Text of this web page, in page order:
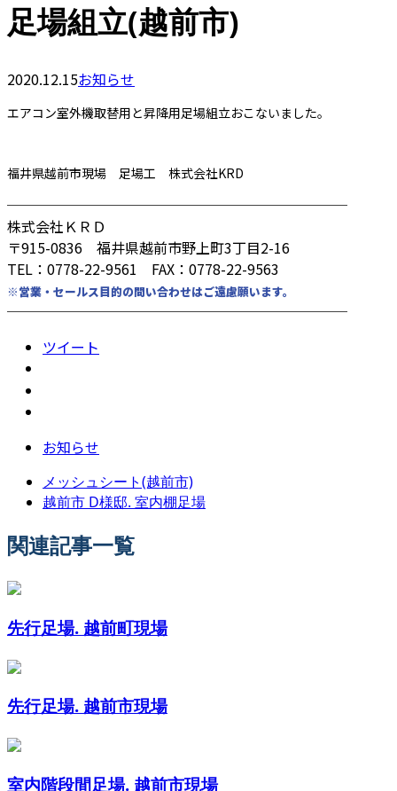
足場組立(越前市)
2020.12.15お知らせ
エアコン室外機取替用と昇降用足場組立おこないました。
福井県越前市現場 足場工 株式会社KRD
────────────────────────
株式会社ＫＲＤ
〒915-0836 福井県越前市野上町3丁目2-16
TEL：0778-22-9561 FAX：0778-22-9563
※営業・セールス目的の問い合わせはご遠慮願います。
────────────────────────
ツイート
お知らせ
メッシュシート(越前市)
越前市 D様邸. 室内棚足場
関連記事一覧
先行足場. 越前町現場
先行足場. 越前市現場
室内階段間足場. 越前市現場